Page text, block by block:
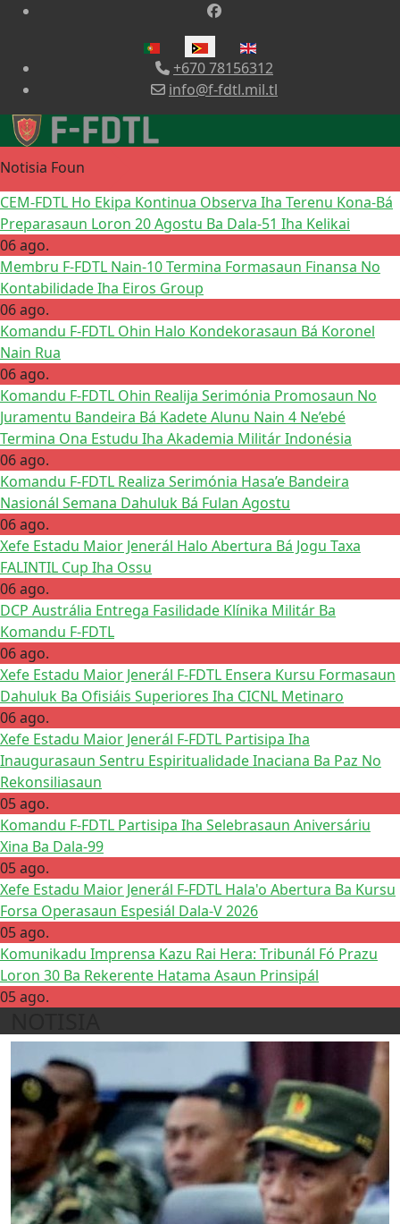
Selecione o seu idioma
+670 78156312
info@f-fdtl.mil.tl
Notisia Foun
CEM-FDTL Ho Ekipa Kontinua Observa Iha Terenu Kona-Bá
Preparasaun Loron 20 Agostu Ba Dala-51 Iha Kelikai
06 ago.
Membru F-FDTL Nain-10 Termina Formasaun Finansa No
Kontabilidade Iha Eiros Group
06 ago.
Komandu F-FDTL Ohin Halo Kondekorasaun Bá Koronel
Nain Rua
06 ago.
Komandu F-FDTL Ohin Realija Serimónia Promosaun No
Juramentu Bandeira Bá Kadete Alunu Nain 4 Ne’ebé
Termina Ona Estudu Iha Akademia Militár Indonésia
06 ago.
Komandu F-FDTL Realiza Serimónia Hasa’e Bandeira
Nasionál Semana Dahuluk Bá Fulan Agostu
06 ago.
Xefe Estadu Maior Jenerál Halo Abertura Bá Jogu Taxa
FALINTIL Cup Iha Ossu
06 ago.
DCP Austrália Entrega Fasilidade Klínika Militár Ba
Komandu F-FDTL
06 ago.
Xefe Estadu Maior Jenerál F-FDTL Ensera Kursu Formasaun
Dahuluk Ba Ofisiáis Superiores Iha CICNL Metinaro
06 ago.
Xefe Estadu Maior Jenerál F-FDTL Partisipa Iha
Inaugurasaun Sentru Espiritualidade Inaciana Ba Paz No
Rekonsiliasaun
05 ago.
Komandu F-FDTL Partisipa Iha Selebrasaun Aniversáriu
Xina Ba Dala-99
05 ago.
Xefe Estadu Maior Jenerál F-FDTL Hala'o Abertura Ba Kursu
Forsa Operasaun Espesiál Dala-V 2026
05 ago.
Komunikadu Imprensa Kazu Rai Hera: Tribunál Fó Prazu
Loron 30 Ba Rekerente Hatama Asaun Prinsipál
05 ago.